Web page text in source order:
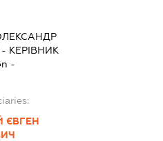
- КЕРІВНИК
-
ЄВГЕН